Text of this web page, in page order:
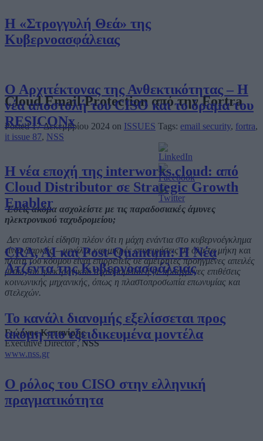
Η «Στρογγυλή Θεά» της
Κυβερνοασφάλειας
Ο Αρχιτέκτονας της Ανθεκτικότητας – Η
νέα αποστολή του CISO και το όραμα του
RESICONx
Η νέα εποχή της interworks.cloud: από
Cloud Distributor σε Strategic Growth
Enabler
CRA, AI και Post-Quantum: Η Νέα
Ατζέντα της Κυβερνοασφάλειας
Το κανάλι διανομής εξελίσσεται προς
ακόμη πιο εξειδικευμένα μοντέλα
Ο ρόλος του CISO στην ελληνική
πραγματικότητα
Cloud Email Protection από την Fortra
Posted 17 Δεκεμβρίου 2024 on ISSUES Tags: email security, fortra,
it issue 87, NSS
Εσείς ακόμα ασχολείστε με τις παραδοσιακές άμυνες
ηλεκτρονικού ταχυδρομείου;
Δεν αποτελεί είδηση ​​πλέον ότι η μάχη ενάντια στο κυβερνοέγκλημα
είναιδιαρκής–μεγάλες και μικρές επιχειρήσεις σε όλα τα μήκη και
πλάτη του κόσμου είναι επιρρεπείς σεαμέτρητεςπροηγμένες απειλές
μέσωτου ηλεκτρονικού ταχυδρομείου ή σε προηγμένες επιθέσεις
κοινωνικής μηχανικής, όπως η πλαστοπροσωπίαεπωνυμίας και
στελεχών.
Γιώργος Καπανίρης
Executive Director ,NSS
www.nss.gr